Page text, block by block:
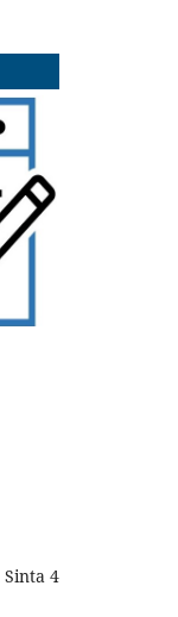
Sinta 4